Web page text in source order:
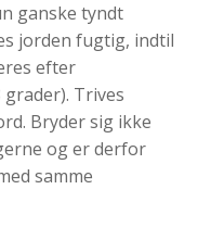
ganske tyndt
jorden fugtig, indtil
efter
Trives
Bryder sig ikke
og er derfor
samme